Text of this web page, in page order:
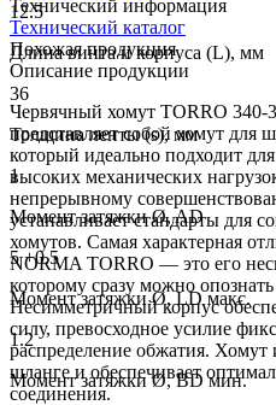
12.5
Длина винта и корпуса (L), мм
36
Толщина ленты (s), мм
1
Момент затяжки Ø, AD
5 +0.5
Момент затяжки Ø, LD макс.
1.2
Момент затяжки Ø, BD мин.
Технический информация
Технический каталог
Похожая продукция
Описание продукции
Червячный хомут TORRO 340-
представляет собой хомут для
который идеально подходит
высоких механических
непрерывному
устанавливает стандарты для
хомутов. Самая характерная
NORMA TORRO — это его
которому сразу можно
Несимметричный корпус
силу, превосходное усилие
распределение обжатия. Хомут
шланге и обеспечивает
соединения.